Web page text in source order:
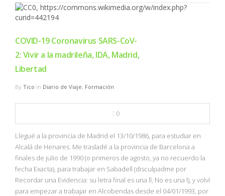
COVID-19 Coronavirus SARS-CoV-
2: Vivir a la madrileña, IDA, Madrid,
Libertad
By Tico in Diario de Viaje, Formación
0
Llegué a la provincia de Madrid el 13/10/1986, para estudiar en
Alcalá de Henares. Me trasladé a la provincia de Barcelona a
finales de julio de 1990 (o primeros de agosto, ya no recuerdo la
fecha Exacta), para trabajar en Sabadell (disculpadme por
Recordar una Evidencia: su letra final es una ll, No es una l), y volví
para empezar a trabajar en Alcobendas desde el 04/01/1993, por